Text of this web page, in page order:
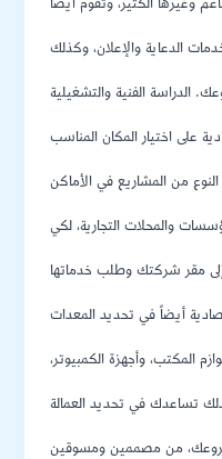
وغيرها الكثير، وتقوم أيضاً
الدعاية والإعلان، وكذلك
الدراسة الفنية والتشغيلية
على اختيار المكان المناسب
من المشاريع في الأماكن
والمحلات التجارية، لكي
مقر شركتك وطلب خدماتها
أيضاً في تحديد المعدات
المكتب، وأجهزة الكمبيوتر،
تساعدك في تحديد العمالة
من مصممين ومسوقين